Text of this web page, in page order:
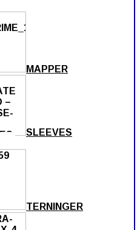
MAPPER
SLEEVES
TERNINGER